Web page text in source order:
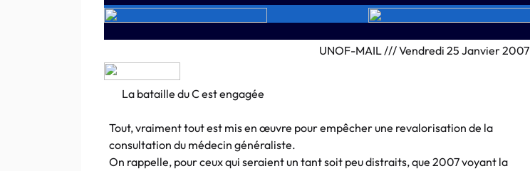
UNOF-MAIL /// Vendredi 25 Janvier 2007
La bataille du C est engagée
Tout, vraiment tout est mis en œuvre pour empêcher une revalorisation de la
consultation du médecin généraliste.
On rappelle, pour ceux qui seraient un tant soit peu distraits, que 2007 voyant la